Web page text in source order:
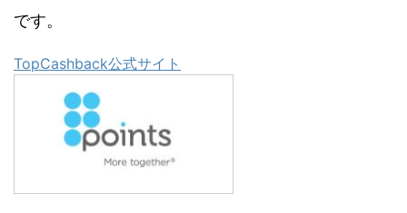
です。
TopCashback公式サイト